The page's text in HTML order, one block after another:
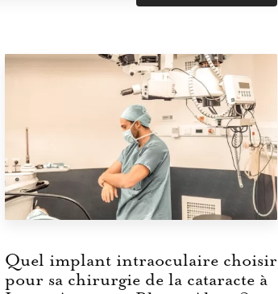
Quel implant intraoculaire choisir
pour sa chirurgie de la cataracte à